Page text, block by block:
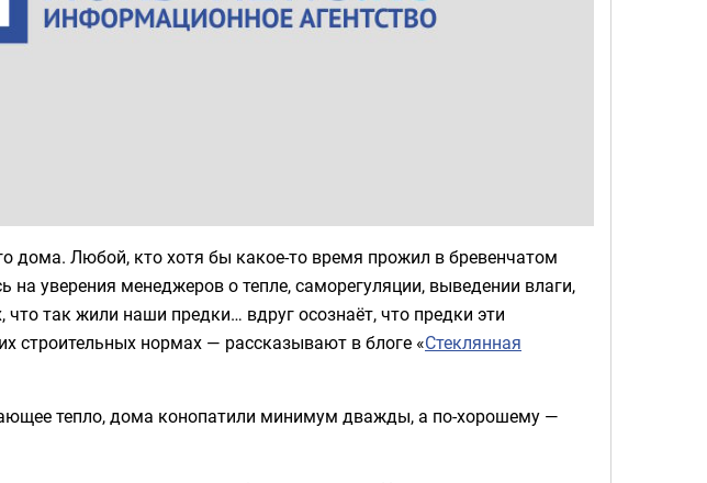
дома. Любой, кто хотя бы какое-то время прожил в бревенчатом
на уверения менеджеров о тепле, саморегуляции, выведении влаги,
так жили наши предки… вдруг осознаёт, что предки эти
строительных нормах — рассказывают в блоге «Стеклянная
тепло, дома конопатили минимум дважды, а по-хорошему —